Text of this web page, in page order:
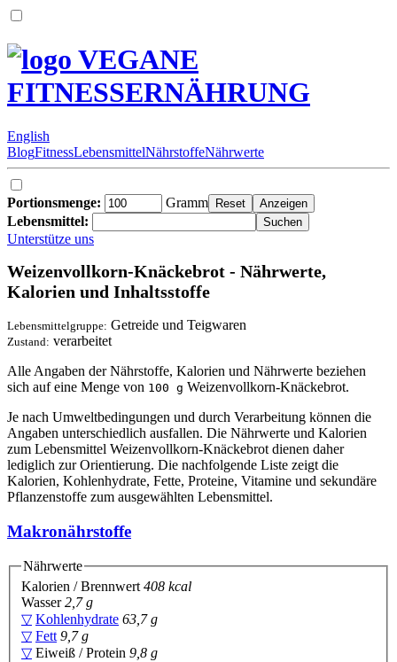
VEGANE
FITNESSERNÄHRUNG
English
BlogFitnessLebensmittelNährstoffeNährwerte
Portionsmenge:
Gramm
Lebensmittel:
Unterstütze uns
Weizenvollkorn-Knäckebrot - Nährwerte,
Kalorien und Inhaltsstoffe
Lebensmittelgruppe: Getreide und Teigwaren
Zustand: verarbeitet
Alle Angaben der Nährstoffe, Kalorien und Nährwerte beziehen
sich auf eine Menge von 100 g Weizenvollkorn-Knäckebrot.
Je nach Umweltbedingungen und durch Verarbeitung können die
Angaben unterschiedlich ausfallen. Die Nährwerte und Kalorien
zum Lebensmittel Weizenvollkorn-Knäckebrot dienen daher
lediglich zur Orientierung. Die nachfolgende Liste zeigt die
Kalorien, Kohlenhydrate, Fette, Proteine, Vitamine und sekundäre
Pflanzenstoffe zum ausgewählten Lebensmittel.
Makronährstoffe
Nährwerte
Kalorien / Brennwert 408 kcal
Wasser2,7 g
▽ Kohlenhydrate 63,7 g
▽ Fett 9,7 g
▽ Eiweiß / Protein 9,8 g